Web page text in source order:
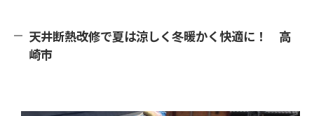
天井断熱改修で夏は涼しく冬暖かく快適に！ 高
崎市